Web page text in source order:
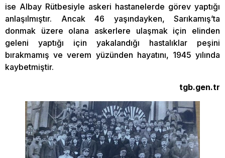
ise Albay Rütbesiyle askeri hastanelerde görev yaptığı
anlaşılmıştır. Ancak 46 yaşındayken, Sarıkamış’ta
donmak üzere olana askerlere ulaşmak için elinden
geleni yaptığı için yakalandığı hastalıklar peşini
bırakmamış ve verem yüzünden hayatını, 1945 yılında
kaybetmiştir.
tgb.gen.tr